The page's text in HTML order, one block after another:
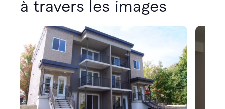
à travers les images